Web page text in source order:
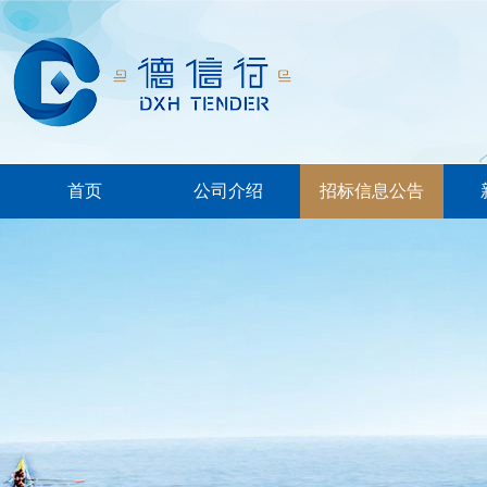
首页 公司介绍 招标信息公告